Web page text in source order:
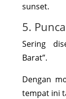
sunset.
5.
Sering
Barat”.
Dengan
tempat ini